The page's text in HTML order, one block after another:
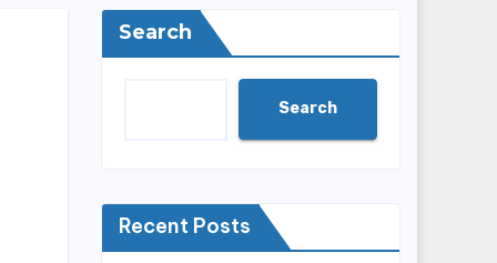
Search
Search
Recent Posts